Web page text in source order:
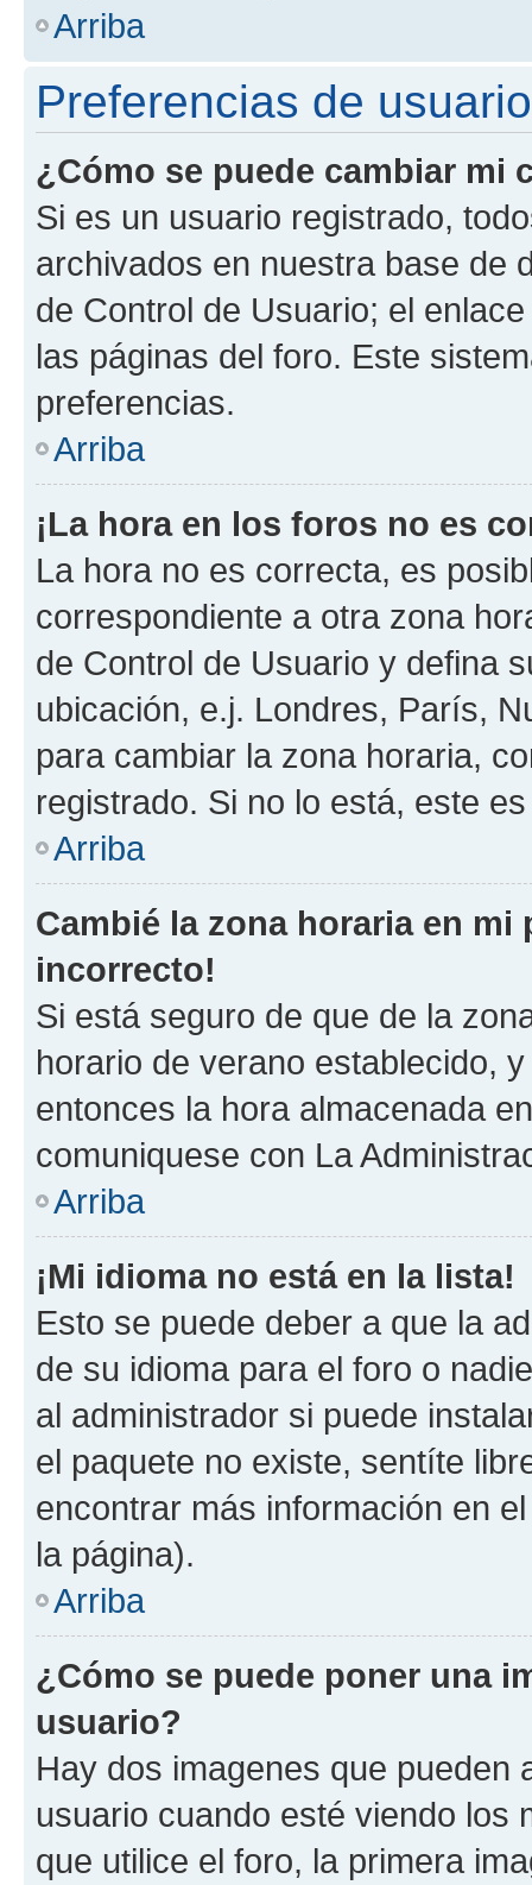
Arriba
Preferencias de
¿Cómo se puede cambiar mi
Si es un usuario registrado,
archivados en nuestra base de
de Control de Usuario; el
las páginas del foro. Este
preferencias.
Arriba
¡La hora en los foros no es
La hora no es correcta, es
correspondiente a otra zona
de Control de Usuario y defina
ubicación, e.j. Londres, París,
para cambiar la zona horaria,
registrado. Si no lo está, este
Arriba
Cambié la zona horaria en
incorrecto!
Si está seguro de que de la
horario de verano establecido,
entonces la hora almacenada
comuniquese con La
Arriba
¡Mi idioma no está en la lista!
Esto se puede deber a que la
de su idioma para el foro o
al administrador si puede
el paquete no existe, sentíte
encontrar más información en
la página).
Arriba
¿Cómo se puede poner una
usuario?
Hay dos imagenes que pueden
usuario cuando esté viendo los
que utilice el foro, la primera